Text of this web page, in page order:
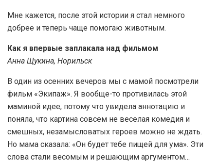
Мне кажется, после этой истории я стал немного
добрее и теперь чаще помогаю животным.
Как я впервые заплакала над фильмом
Анна Щукина, Норильск
В один из осенних вечеров мы с мамой посмотрели
фильм «Экипаж». Я вообще-то противилась этой
маминой идее, потому что увидела аннотацию и
поняла, что картина совсем не веселая комедия и
смешных, незамысловатых героев можно не ждать.
Но мама сказала: «Он будет тебе пищей для ума». Эти
слова стали весомым и решающим аргументом…